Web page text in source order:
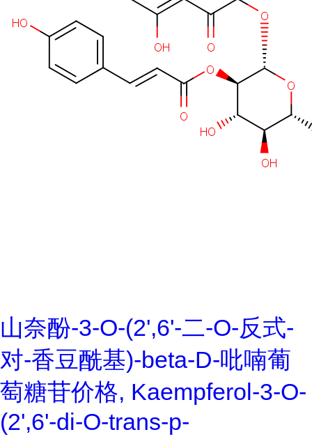
山奈酚-3-O-(2',6'-二-O-反式-
对-香豆酰基)-beta-D-吡喃葡
萄糖苷价格, Kaempferol-3-O-
(2',6'-di-O-trans-p-